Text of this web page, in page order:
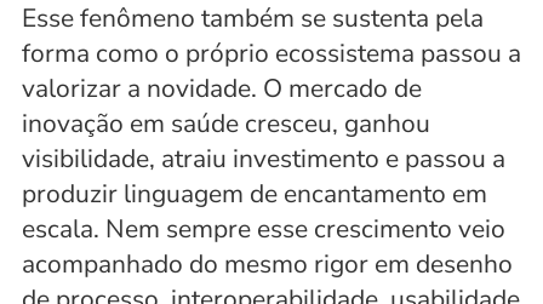
Esse fenômeno também se sustenta pela
forma como o próprio ecossistema passou a
valorizar a novidade. O mercado de
inovação em saúde cresceu, ganhou
visibilidade, atraiu investimento e passou a
produzir linguagem de encantamento em
escala. Nem sempre esse crescimento veio
acompanhado do mesmo rigor em desenho